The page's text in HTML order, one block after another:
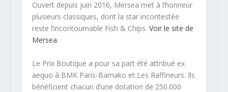
Ouvert depuis juin 2016, Mersea met à l’honneur
plusieurs classiques, dont la star incontestée
reste l’incontournable Fish & Chips. Voir le site de
Mersea.
Le Prix Boutique a pour sa part été attribué ex
aequo à BMK Paris-Bamako et Les Raffineurs. Ils
bénéficient chacun d’une dotation de 250.000